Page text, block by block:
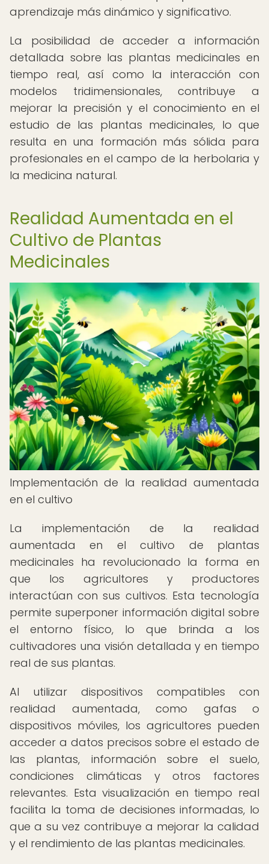
aprendizaje más dinámico y significativo.
La posibilidad de acceder a información
detallada sobre las plantas medicinales en
tiempo real, así como la interacción con
modelos tridimensionales, contribuye a
mejorar la precisión y el conocimiento en el
estudio de las plantas medicinales, lo que
resulta en una formación más sólida para
profesionales en el campo de la herbolaria y
la medicina natural.
Realidad Aumentada en el
Cultivo de Plantas
Medicinales
Implementación de la realidad aumentada
en el cultivo
La implementación de la realidad
aumentada en el cultivo de plantas
medicinales ha revolucionado la forma en
que los agricultores y productores
interactúan con sus cultivos. Esta tecnología
permite superponer información digital sobre
el entorno físico, lo que brinda a los
cultivadores una visión detallada y en tiempo
real de sus plantas.
Al utilizar dispositivos compatibles con
realidad aumentada, como gafas o
dispositivos móviles, los agricultores pueden
acceder a datos precisos sobre el estado de
las plantas, información sobre el suelo,
condiciones climáticas y otros factores
relevantes. Esta visualización en tiempo real
facilita la toma de decisiones informadas, lo
que a su vez contribuye a mejorar la calidad
y el rendimiento de las plantas medicinales.